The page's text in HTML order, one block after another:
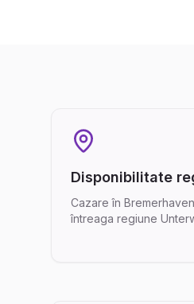
Disponibilitate
Cazare în
întreaga regiune